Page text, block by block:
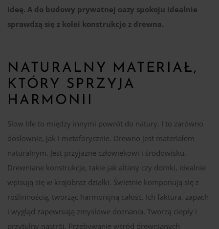
ideę. A do budowy prywatnej oazy spokoju idealnie
sprawdzą się z kolei konstrukcje z drewna.
NATURALNY MATERIAŁ,
KTÓRY SPRZYJA
HARMONII
Slow life to między innymi powrót do natury. I to zarówno
dosłownie, jak i metaforycznie. Drewno jest materiałem
naturalnym. Jest przyjazne człowiekowi i środowisku.
Drewniane konstrukcje, takie jak altany czy domki, idealnie
wpisują się w krajobraz działki. Świetnie komponują się z
roślinnością, tworząc harmonijną całość. Ich faktura, zapach
i wygląd zapewniają zmysłowe doznania. Tworzą ciepły i
przytulny nastrój. Przebywanie wśród drewnianych